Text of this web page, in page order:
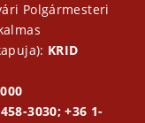
Polgármesteri
KRID
3030; +36 1-